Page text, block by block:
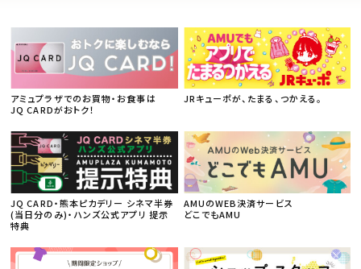
アミュプラザでのお買物・お食事は
JQ CARDがおトク！
JRキューポが、たまる、つかえる。
JQ CARD・熊本ピカデリー シネマ半券
(当日分のみ)・ハンズ公式アプリ 提示
特典
AMUのWEB決済サービス
どこでもAMU